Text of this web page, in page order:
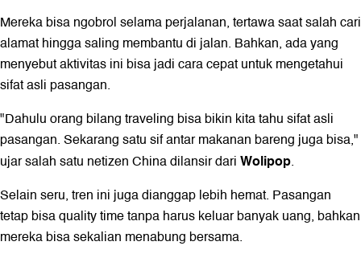
Mereka bisa ngobrol selama perjalanan, tertawa saat salah cari
alamat hingga saling membantu di jalan. Bahkan, ada yang
menyebut aktivitas ini bisa jadi cara cepat untuk mengetahui
sifat asli pasangan.
"Dahulu orang bilang traveling bisa bikin kita tahu sifat asli
pasangan. Sekarang satu sif antar makanan bareng juga bisa,"
ujar salah satu netizen China dilansir dariWolipop.
Selain seru, tren ini juga dianggap lebih hemat. Pasangan
tetap bisa quality time tanpa harus keluar banyak uang, bahkan
mereka bisa sekalian menabung bersama.